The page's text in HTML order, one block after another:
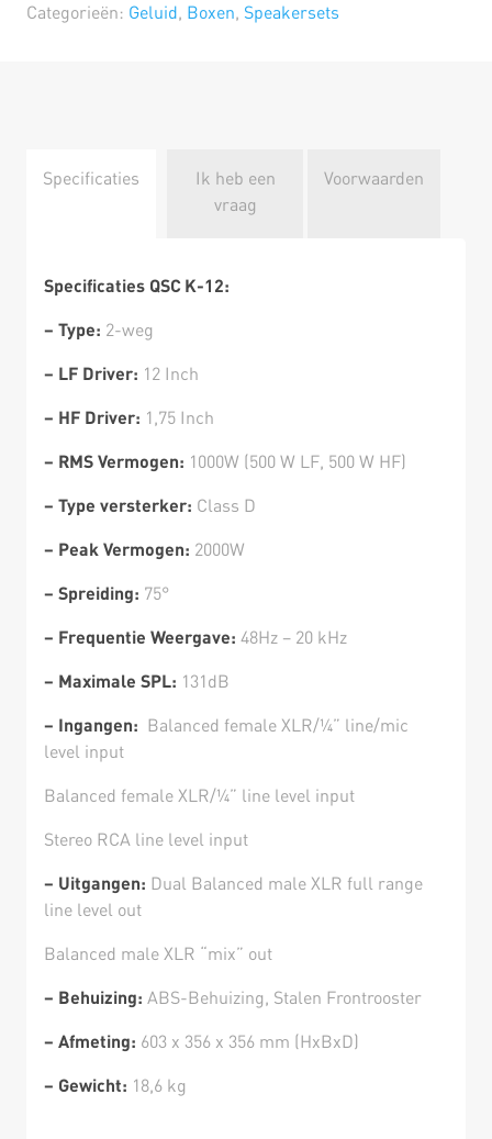
Categorieën: Geluid, Boxen, Speakersets
Specificaties
Ik heb een
vraag
Voorwaarden
Specificaties QSC K-12:
– Type: 2-weg
– LF Driver: 12 Inch
– HF Driver: 1,75 Inch
– RMS Vermogen: 1000W (500 W LF, 500 W HF)
– Type versterker: Class D
– Peak Vermogen: 2000W
– Spreiding: 75°
– Frequentie Weergave: 48Hz – 20 kHz
– Maximale SPL: 131dB
– Ingangen:
Balanced female XLR/¼” line/mic
level input
Balanced female XLR/¼” line level input
Stereo RCA line level input
– Uitgangen: Dual Balanced male XLR full range
line level out
Balanced male XLR “mix” out
– Behuizing: ABS-Behuizing, Stalen Frontrooster
– Afmeting: 603 x 356 x 356 mm (HxBxD)
– Gewicht: 18,6 kg